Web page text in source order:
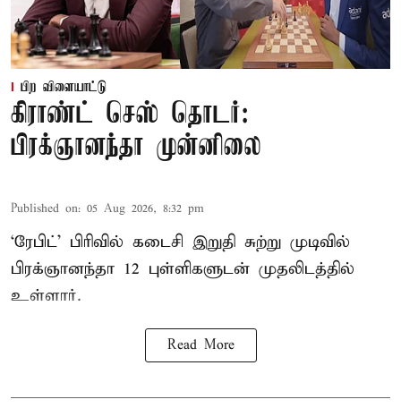
பிற விளையாட்டு
கிராண்ட் செஸ் தொடர்:
பிரக்ஞானந்தா முன்னிலை
Published on: 05 Aug 2026, 8:32 pm
‘ரேபிட்’ பிரிவில் கடைசி இறுதி சுற்று முடிவில்
பிரக்ஞானந்தா 12 புள்ளிகளுடன் முதலிடத்தில்
உள்ளார்.
Read More